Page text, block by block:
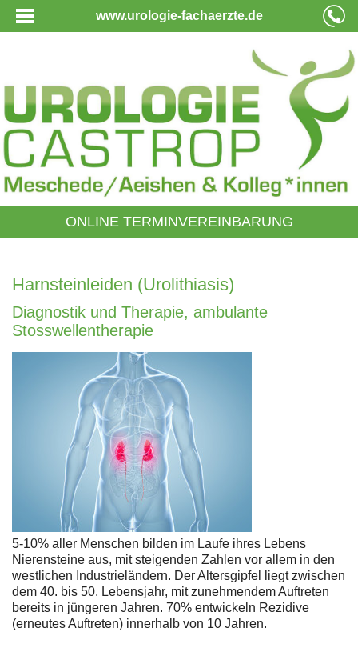
www.urologie-fachaerzte.de
ONLINE TERMINVEREINBARUNG
Harnsteinleiden (Urolithiasis)
Diagnostik und Therapie, ambulante
Stosswellentherapie
5-10% aller Menschen bilden im Laufe ihres Lebens
Nierensteine aus, mit steigenden Zahlen vor allem in den
westlichen Industrieländern. Der Altersgipfel liegt zwischen
dem 40. bis 50. Lebensjahr, mit zunehmendem Auftreten
bereits in jüngeren Jahren. 70% entwickeln Rezidive
(erneutes Auftreten) innerhalb von 10 Jahren.